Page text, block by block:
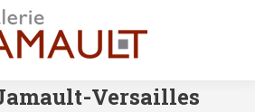
Versailles